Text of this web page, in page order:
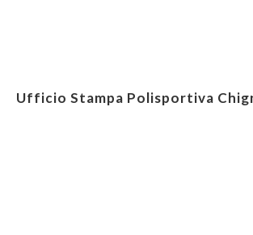
Ufficio Stampa Polisportiva